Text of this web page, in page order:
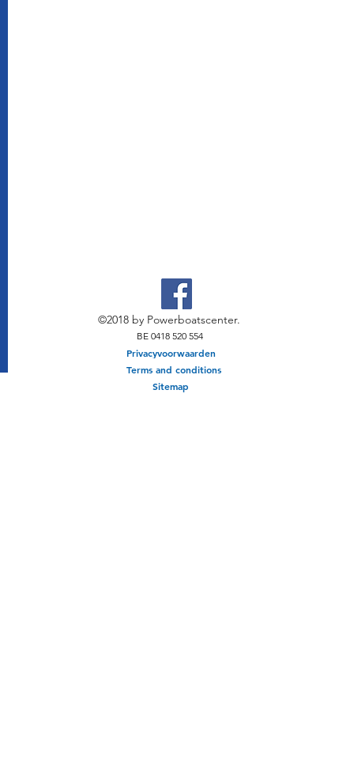
©2018 by Powerboatscenter.
BE 0418 520 554
Privacyvoorwaarden
Terms and conditions
Sitemap